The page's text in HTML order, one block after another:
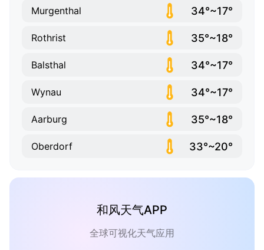
Murgenthal 34°~17°
Rothrist 35°~18°
Balsthal 34°~17°
Wynau 34°~17°
Aarburg 35°~18°
Oberdorf 33°~20°
和风天气APP
全球可视化天气应用